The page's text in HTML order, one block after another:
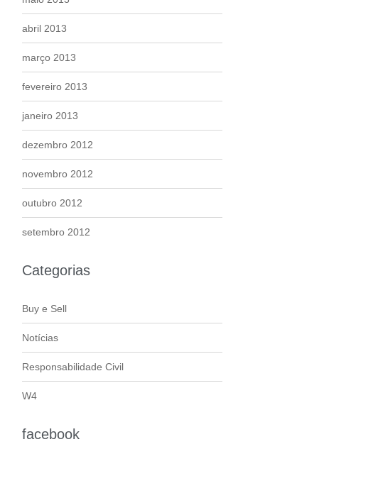
abril 2013
março 2013
fevereiro 2013
janeiro 2013
dezembro 2012
novembro 2012
outubro 2012
setembro 2012
Categorias
Buy e Sell
Notícias
Responsabilidade Civil
W4
facebook